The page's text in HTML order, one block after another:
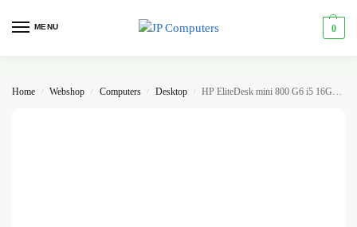
MENU 0
Home / Webshop / Computers / Desktop / HP EliteDesk mini 800 G6 i5 16GB 512GB NVMe W11 Pro